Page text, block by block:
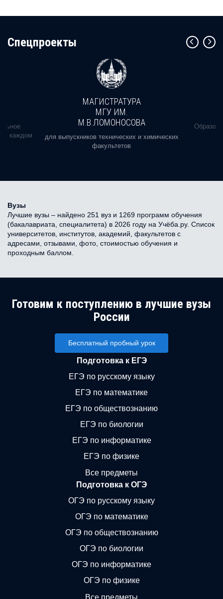
Cпецпроекты
в каждом
МАГИСТРАТУРА
МГУ ИМ.
М.В.ЛОМОНОСОВА
для выпускников технических и химических
факультетов
Вузы
Лучшие вузы – найдено 251 вуз и 1269 программ обучения
(бакалавриата, специалитета) в 2026 году на Учёба.ру. Список
университетов, институтов, академий, факультетов с
адресами, отзывами, фото, стоимостью обучения и
проходным баллом.
Готовим к поступлению в лучшие вузы
России
Бесплатный пробный урок
Подготовка к ЕГЭ
ЕГЭ по русскому языку
ЕГЭ по математике
ЕГЭ по обществознанию
ЕГЭ по биологии
ЕГЭ по информатике
ЕГЭ по физике
Все предметы
Подготовка к ОГЭ
ОГЭ по русскому языку
ОГЭ по математике
ОГЭ по обществознанию
ОГЭ по биологии
ОГЭ по информатике
ОГЭ по физике
Все предметы